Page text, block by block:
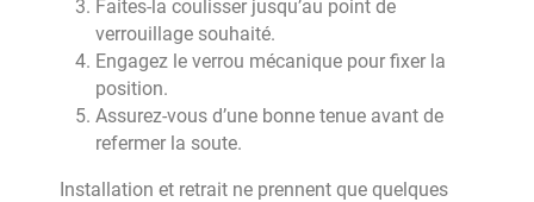
Faites-la coulisser jusqu’au point de
verrouillage souhaité.
Engagez le verrou mécanique pour fixer la
position.
Assurez-vous d’une bonne tenue avant de
refermer la soute.
Installation et retrait ne prennent que quelques